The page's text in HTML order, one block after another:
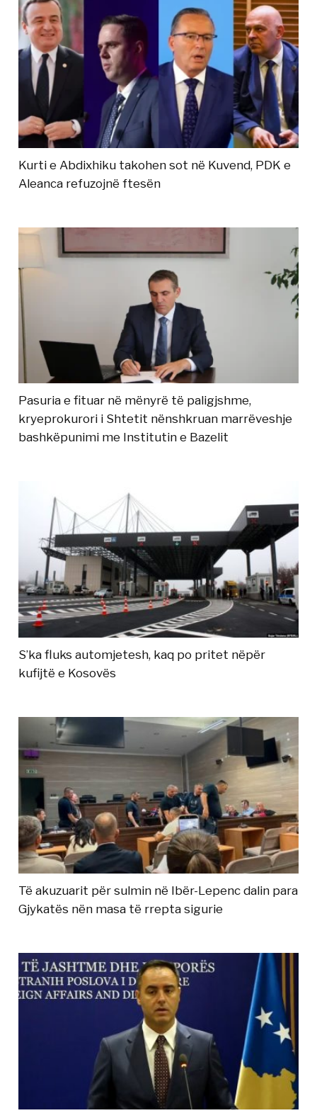
Kurti e Abdixhiku takohen sot në Kuvend, PDK e
Aleanca refuzojnë ftesën
Pasuria e fituar në mënyrë të paligjshme,
kryeprokurori i Shtetit nënshkruan marrëveshje
bashkëpunimi me Institutin e Bazelit
S’ka fluks automjetesh, kaq po pritet nëpër
kufijtë e Kosovës
Të akuzuarit për sulmin në Ibër-Lepenc dalin para
Gjykatës nën masa të rrepta sigurie